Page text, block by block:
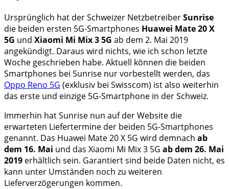
Ursprünglich hat der Schweizer NetzbetreiberSunrise
die beiden ersten 5G-Smartphones Huawei Mate 20 X
5G und Xiaomi Mi Mix 3 5G ab dem 2. Mai 2019
angekündigt. Daraus wird nichts, wie ich schon letzte
Woche geschrieben habe. Aktuell können die beiden
Smartphones bei Sunrise nur vorbestellt werden, das
Oppo Reno 5G (exklusiv bei Swisscom) ist also weiterhin
das erste und einzige 5G-Smartphone in der Schweiz.
Immerhin hat Sunrise nun auf der Website die
erwarteten Liefertermine der beiden 5G-Smartphones
genannt. Das Huawei Mate 20 X 5G wird demnach ab
dem 16. Mai und das Xiaomi Mi Mix 3 5G ab dem 26. Mai
2019 erhältlich sein. Garantiert sind beide Daten nicht, es
kann unter Umständen noch zu weiteren
Lieferverzögerungen kommen.